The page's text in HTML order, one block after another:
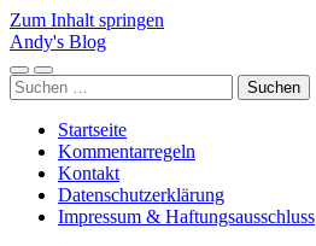
Zum Inhalt springen
Andy's Blog
Mobile-
Menü
Suchfeld
ein-/ausblenden
Suchen
nach:
Startseite
Kommentarregeln
Kontakt
Datenschutzerklärung
Impressum & Haftungsausschluss